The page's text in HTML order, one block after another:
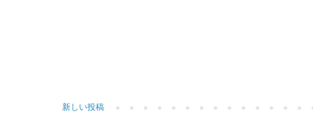
新しい投稿